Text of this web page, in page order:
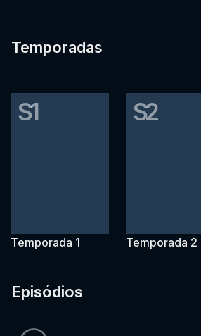
Temporadas
S1
Temporada 1
S2
Temporada 2
Episódios